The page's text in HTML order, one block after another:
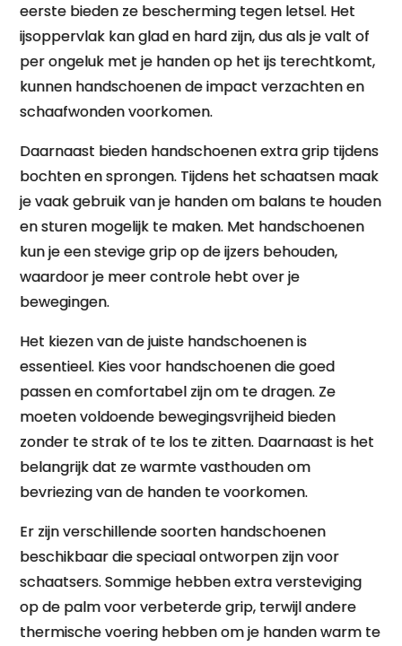
eerste bieden ze bescherming tegen letsel. Het
ijsoppervlak kan glad en hard zijn, dus als je valt of
per ongeluk met je handen op het ijs terechtkomt,
kunnen handschoenen de impact verzachten en
schaafwonden voorkomen.
Daarnaast bieden handschoenen extra grip tijdens
bochten en sprongen. Tijdens het schaatsen maak
je vaak gebruik van je handen om balans te houden
en sturen mogelijk te maken. Met handschoenen
kun je een stevige grip op de ijzers behouden,
waardoor je meer controle hebt over je
bewegingen.
Het kiezen van de juiste handschoenen is
essentieel. Kies voor handschoenen die goed
passen en comfortabel zijn om te dragen. Ze
moeten voldoende bewegingsvrijheid bieden
zonder te strak of te los te zitten. Daarnaast is het
belangrijk dat ze warmte vasthouden om
bevriezing van de handen te voorkomen.
Er zijn verschillende soorten handschoenen
beschikbaar die speciaal ontworpen zijn voor
schaatsers. Sommige hebben extra versteviging
op de palm voor verbeterde grip, terwijl andere
thermische voering hebben om je handen warm te